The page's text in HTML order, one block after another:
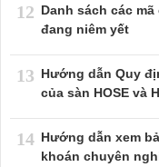
12 Danh sách các
đang niêm yết
13 Hướng dẫn Quy
của sàn HOSE và
14 Hướng dẫn xem
khoán chuyên